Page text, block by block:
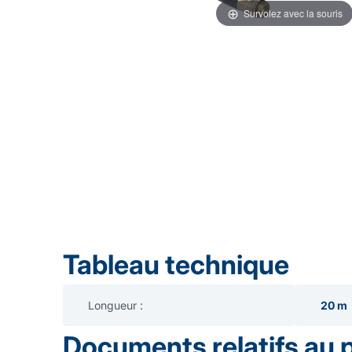
Survolez avec la souris
Tableau technique
Longueur : 20 m